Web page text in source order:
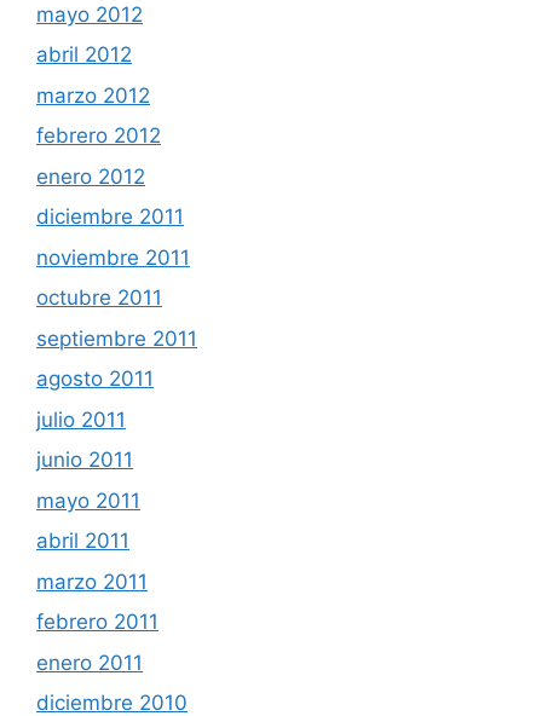
mayo 2012
abril 2012
marzo 2012
febrero 2012
enero 2012
diciembre 2011
noviembre 2011
octubre 2011
septiembre 2011
agosto 2011
julio 2011
junio 2011
mayo 2011
abril 2011
marzo 2011
febrero 2011
enero 2011
diciembre 2010